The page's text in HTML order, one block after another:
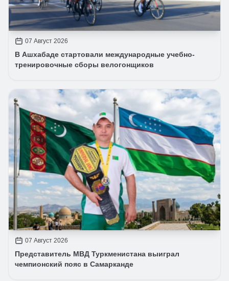
07 Август 2026
В Ашхабаде стартовали международные учебно-
тренировочные сборы велогонщиков
07 Август 2026
Представитель МВД Туркменистана выиграл
чемпионский пояс в Самарканде